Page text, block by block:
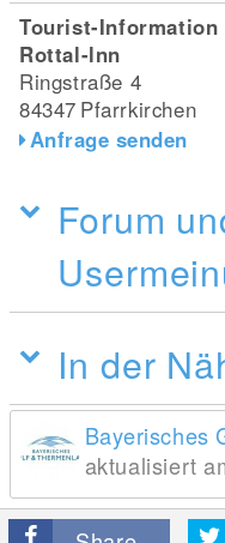
Tourist-Information
Rottal-lnn
Ringstraße 4
84347 Pfarrkirchen
Anfrage senden
Forum
In der
aktualisiert